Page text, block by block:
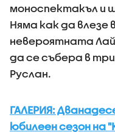
моноспектакъл и
Няма как да влезе
невероятната
да се събера в
Руслан.
ГАЛЕРИЯ:
юбилеен сезон на